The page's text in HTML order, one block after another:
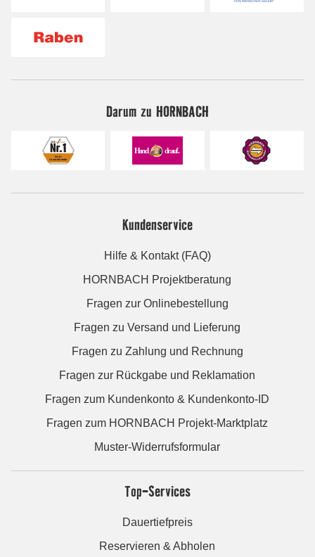
Darum zu HORNBACH
Kundenservice
Hilfe & Kontakt (FAQ)
HORNBACH Projektberatung
Fragen zur Onlinebestellung
Fragen zu Versand und Lieferung
Fragen zu Zahlung und Rechnung
Fragen zur Rückgabe und Reklamation
Fragen zum Kundenkonto & Kundenkonto-ID
Fragen zum HORNBACH Projekt-Marktplatz
Muster-Widerrufsformular
Top-Services
Dauertiefpreis
Reservieren & Abholen